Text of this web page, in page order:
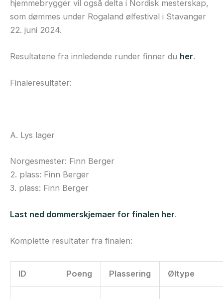
hjemmebrygger vil også delta i Nordisk mesterskap,
som dømmes under Rogaland ølfestival i Stavanger
22. juni 2024.
Resultatene fra innledende runder finner du her.
Finaleresultater:
A. Lys lager
Norgesmester: Finn Berger
2. plass: Finn Berger
3. plass: Finn Berger
Last ned dommerskjemaer for finalen her.
Komplette resultater fra finalen:
ID Poeng Plassering Øltype